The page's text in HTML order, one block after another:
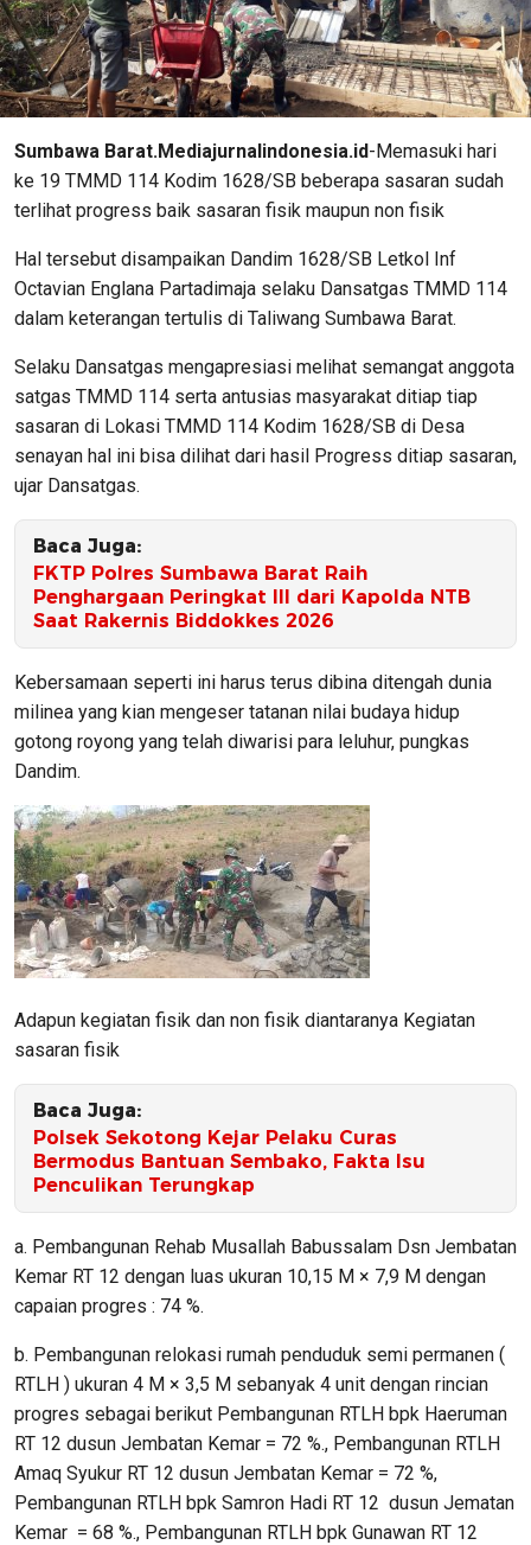
Sumbawa Barat.Mediajurnalindonesia.id-Memasuki hari
ke 19 TMMD 114 Kodim 1628/SB beberapa sasaran sudah
terlihat progress baik sasaran fisik maupun non fisik
Hal tersebut disampaikan Dandim 1628/SB Letkol Inf
Octavian Englana Partadimaja selaku Dansatgas TMMD 114
dalam keterangan tertulis di Taliwang Sumbawa Barat.
Selaku Dansatgas mengapresiasi melihat semangat anggota
satgas TMMD 114 serta antusias masyarakat ditiap tiap
sasaran di Lokasi TMMD 114 Kodim 1628/SB di Desa
senayan hal ini bisa dilihat dari hasil Progress ditiap sasaran,
ujar Dansatgas.
Baca Juga:
FKTP Polres Sumbawa Barat Raih
Penghargaan Peringkat III dari Kapolda NTB
Saat Rakernis Biddokkes 2026
Kebersamaan seperti ini harus terus dibina ditengah dunia
milinea yang kian mengeser tatanan nilai budaya hidup
gotong royong yang telah diwarisi para leluhur, pungkas
Dandim.
Adapun kegiatan fisik dan non fisik diantaranya Kegiatan
sasaran fisik
Baca Juga:
Polsek Sekotong Kejar Pelaku Curas
Bermodus Bantuan Sembako, Fakta Isu
Penculikan Terungkap
a. Pembangunan Rehab Musallah Babussalam Dsn Jembatan
Kemar RT 12 dengan luas ukuran 10,15 M × 7,9 M dengan
capaian progres : 74 %.
b. Pembangunan relokasi rumah penduduk semi permanen (
RTLH ) ukuran 4 M × 3,5 M sebanyak 4 unit dengan rincian
progres sebagai berikut Pembangunan RTLH bpk Haeruman
RT 12 dusun Jembatan Kemar = 72 %., Pembangunan RTLH
Amaq Syukur RT 12 dusun Jembatan Kemar = 72 %,
Pembangunan RTLH bpk Samron Hadi RT 12 dusun Jematan
Kemar = 68 %., Pembangunan RTLH bpk Gunawan RT 12